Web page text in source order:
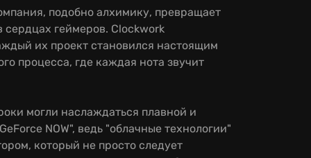
подобно алхимику, превращает
сердцах геймеров. Clockwork
их проект становился настоящим
процесса, где каждая нота звучит
могли наслаждаться плавной и
NOW", ведь "облачные технологии"
который не просто следует